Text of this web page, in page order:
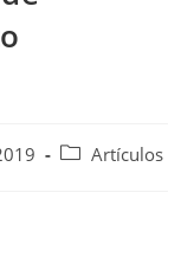
Categoría
Artículos